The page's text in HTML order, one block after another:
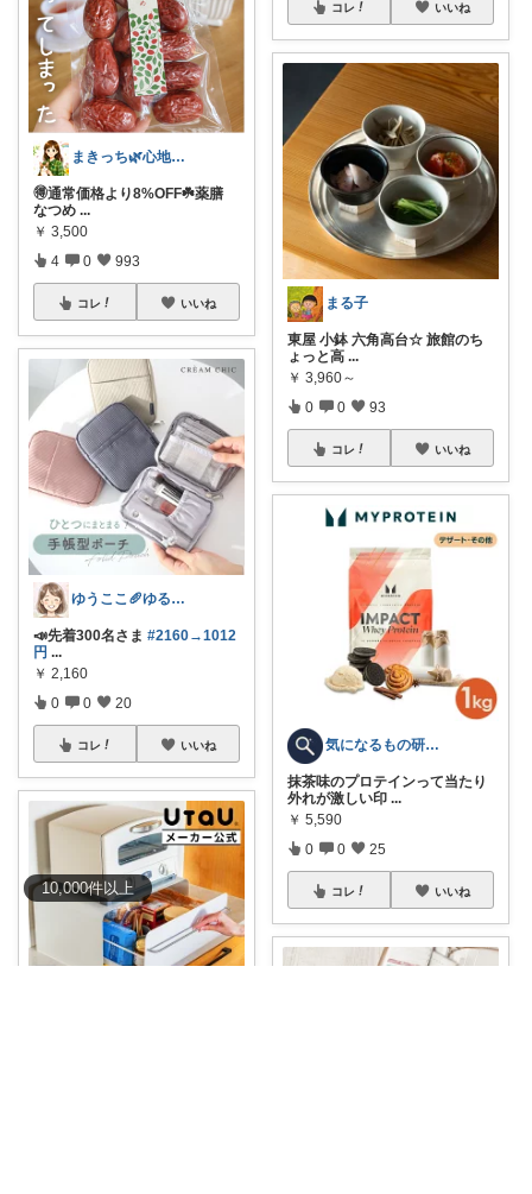
10,000件以上
まきっち🌿心地よい暮らし🌿
🉐通常価格より8%OFF☘️薬膳
なつめ ...
￥ 3,500
4 0 993
コレ いいね
ゆうここ🥖ゆるっと楽しくお得な暮らしꕤ
📣先着300名さま #2160→1012
円 ...
￥ 2,160
0 0 20
コレ いいね
コレ いいね
まる子
東屋 小鉢 六角高台☆ 旅館のち
ょっと高 ...
￥ 3,960～
0 0 93
コレ いいね
気になるもの研究所
抹茶味のプロテインって当たり
外れが激しい印 ...
￥ 5,590
0 0 25
コレ いいね